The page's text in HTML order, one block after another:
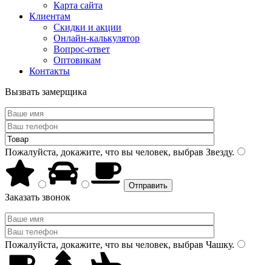
Карта сайта
Клиентам
Скидки и акции
Онлайн-калькулятор
Вопрос-ответ
Оптовикам
Контакты
Вызвать замерщика
Пожалуйста, докажите, что вы человек, выбрав Звезду.
Заказать звонок
Пожалуйста, докажите, что вы человек, выбрав Чашку.